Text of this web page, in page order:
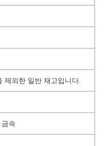
제외한 일반 재고입니다.
속